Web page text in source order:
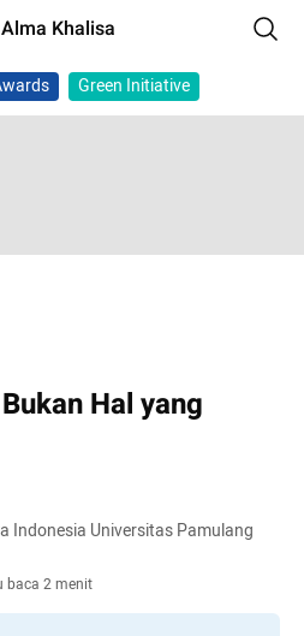
Alma Khalisa
Green Initiative
Hal yang
Indonesia Universitas Pamulang
baca 2 menit